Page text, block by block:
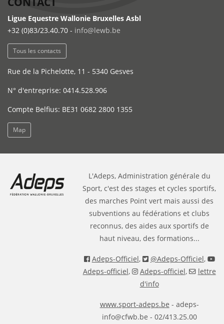
Ligue Equestre Wallonie Bruxelles Asbl
+32 (0)83/23.40.70 - info@lewb.be
Tous les contacts
Rue de la Pichelotte, 11 - 5340 Gesves
N° d'entreprise: 0414.528.906
Compte Belfius: BE31 0682 2800 1355
Map
L'Adeps, Administration générale du
Sport, c'est des stages et cycles sportifs,
des marches Point vert mais aussi des
subventions au fédérations et clubs
reconnus, des aides aux sportifs de
haut niveau, des formations...
Adeps-Officiel, @Adeps-Officiel,
Adeps-officiel, Adeps-officiel,
lettre
d'info
www.sport-adeps.be - adeps-
info@cfwb.be - 02/413.25.00